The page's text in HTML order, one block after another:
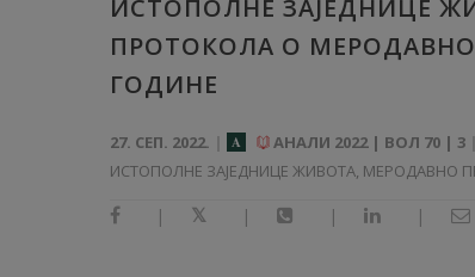
ИСТОПОЛНЕ ЗАЈЕДНИЦЕ
ПРОТОКОЛА О
ГОДИНЕ
27. СЕП. 2022. A АНАЛИ 2022 | ВОЛ 70 | 3
ИСТОПОЛНЕ ЗАЈЕДНИЦЕ ЖИВОТА, МЕРОДАВНО
| | | |